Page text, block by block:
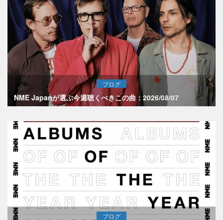
ブログ
NME Japanが選ぶ今週聴くべきこの曲：2026/08/07
ブログ